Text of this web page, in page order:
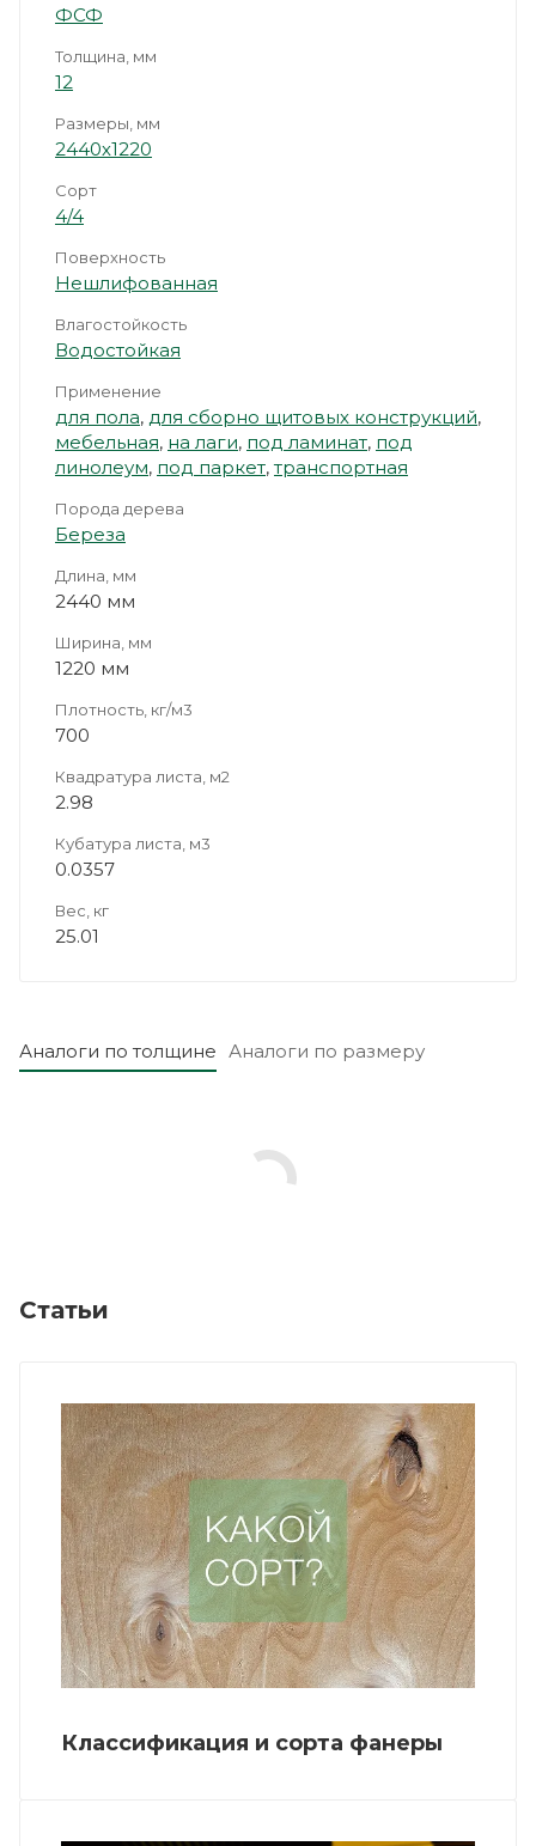
ФСФ
Толщина, мм
12
Размеры, мм
2440х1220
Сорт
4/4
Поверхность
Нешлифованная
Влагостойкость
Водостойкая
Применение
для пола, для сборно щитовых конструкций,
мебельная, на лаги, под ламинат, под
линолеум, под паркет,транспортная
Порода дерева
Береза
Длина, мм
2440 мм
Ширина, мм
1220 мм
Плотность, кг/м3
700
Квадратура листа, м2
2.98
Кубатура листа, м3
0.0357
Вес, кг
25.01
Аналоги по толщине Аналоги по размеру
Статьи
Классификация и сорта фанеры